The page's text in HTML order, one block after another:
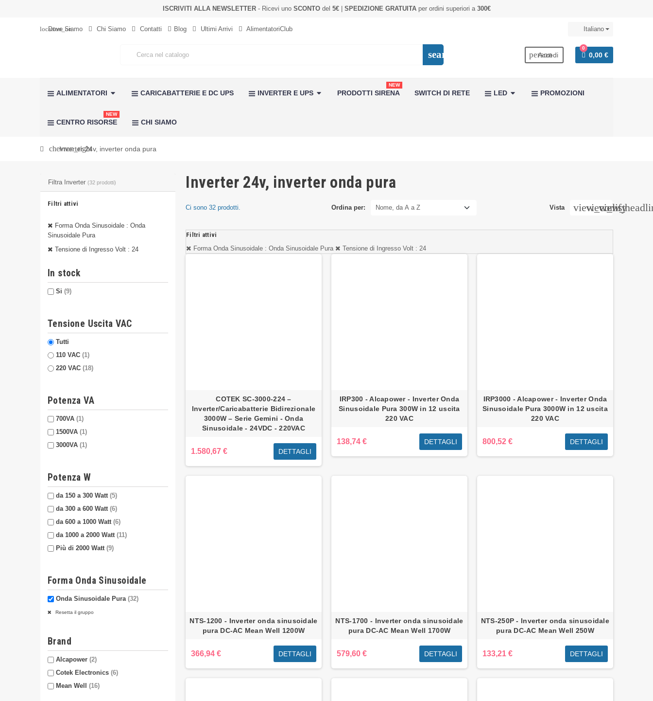
ISCRIVITI ALLA NEWSLETTER- Ricevi uno SCONTOdel 5€| SPEDIZIONE GRATUITA per ordini superiori a 300€
location_on
Dove Siamo Chi Siamo Contatti Blog Ultimi Arrivi AlimentatoriClub Italiano
search person
Accedi
0
0,00 €
ALIMENTATORI CARICABATTERIE E DC UPS INVERTER E UPS PRODOTTI SIRENA
NEW
SWITCH DI RETE LED PROMOZIONI
CENTRO RISORSE
NEW
CHI SIAMO
chevron_right
Inverter 24v, inverter onda pura
Filtra Inverter (32 prodotti)
Filtri attivi
Forma Onda Sinusoidale : Onda
Sinusoidale Pura
Tensione di Ingresso Volt : 24
In stock
Si (9)
Tensione Uscita VAC
Tutti
110 VAC (1)
220 VAC (18)
Potenza VA
700VA (1)
1500VA (1)
3000VA (1)
Potenza W
da 150 a 300 Watt (5)
da 300 a 600 Watt (6)
da 600 a 1000 Watt (6)
da 1000 a 2000 Watt (11)
Più di 2000 Watt (9)
Forma Onda Sinusoidale
Onda Sinusoidale Pura (32)
Resetta il gruppo
Brand
Alcapower (2)
Cotek Electronics (6)
Mean Well (16)
Inverter 24v, inverter onda pura
Ordina per: Nome, da A a Z Vista view_comfy
view_list
Ci sono 32 prodotti.
Filtri attivi
Forma Onda Sinusoidale : Onda Sinusoidale Pura
Tensione di Ingresso Volt : 24
COTEK SC-3000-224 –
Inverter/Caricabatterie Bidirezionale
3000W – Serie Gemini - Onda
Sinusoidale - 24VDC - 220VAC
1.580,67 € DETTAGLI
IRP300 - Alcapower - Inverter Onda
Sinusoidale Pura 300W in 12 uscita
220 VAC
138,74 € DETTAGLI
IRP3000 - Alcapower - Inverter Onda
Sinusoidale Pura 3000W in 12 uscita
220 VAC
800,52 € DETTAGLI
NTS-1200 - Inverter onda sinusoidale
pura DC-AC Mean Well 1200W
366,94 € DETTAGLI
NTS-1700 - Inverter onda sinusoidale
pura DC-AC Mean Well 1700W
579,60 € DETTAGLI
NTS-250P - Inverter onda sinusoidale
pura DC-AC Mean Well 250W
133,21 € DETTAGLI